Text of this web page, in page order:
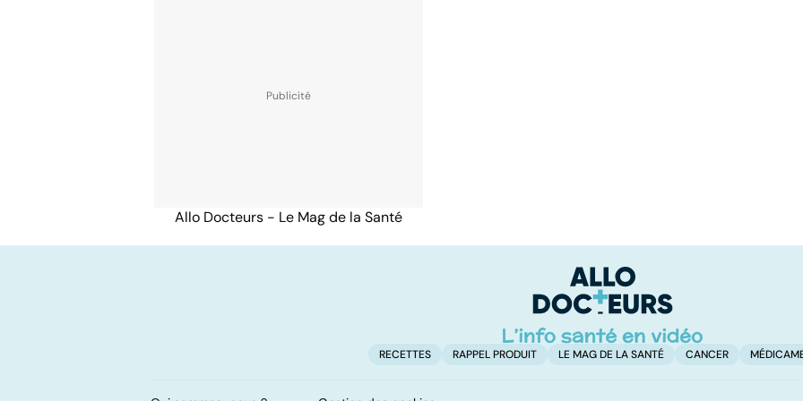
Allo Docteurs - Le Mag de la Santé
RECETTES RAPPEL PRODUIT LE MAG DE LA SANTÉ CANCER